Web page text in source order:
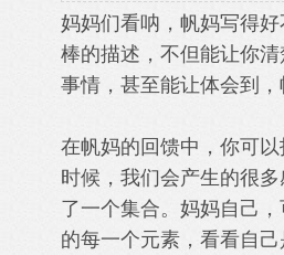
妈妈们看呐，帆妈写得好
棒的描述，不但能让你
事情，甚至能让体会到，
在帆妈的回馈中，你可
时候，我们会产生的很
了一个集合。妈妈自己
的每一个元素，看看自